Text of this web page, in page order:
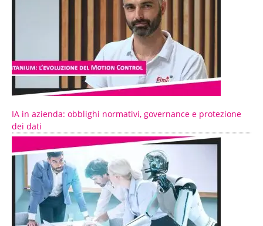
IA in azienda: obblighi normativi, governance e protezione
dei dati